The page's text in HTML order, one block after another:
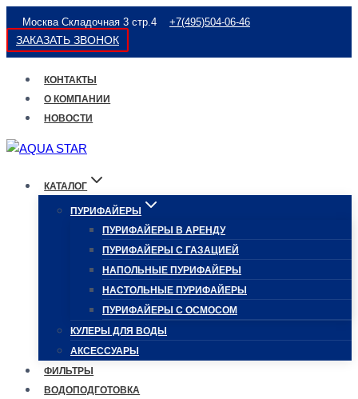
Перейти
к
содержимому
Москва Складочная 3 стр.4 +7(495)504-06-46
ЗАКАЗАТЬ ЗВОНОК
КОНТАКТЫ
О КОМПАНИИ
НОВОСТИ
КАТАЛОГ
ПУРИФАЙЕРЫ
ПУРИФАЙЕРЫ В АРЕНДУ
ПУРИФАЙЕРЫ С ГАЗАЦИЕЙ
НАПОЛЬНЫЕ ПУРИФАЙЕРЫ
НАСТОЛЬНЫЕ ПУРИФАЙЕРЫ
ПУРИФАЙЕРЫ С ОСМОСОМ
КУЛЕРЫ ДЛЯ ВОДЫ
АКСЕССУАРЫ
ФИЛЬТРЫ
ВОДОПОДГОТОВКА